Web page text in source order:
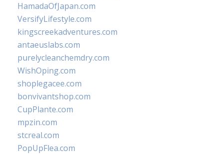
HamadaOfJapan.com
VersifyLifestyle.com
kingscreekadventures.com
antaeuslabs.com
purelycleanchemdry.com
WishOping.com
shoplegacee.com
bonvivantshop.com
CupPlante.com
mpzin.com
stcreal.com
PopUpFlea.com